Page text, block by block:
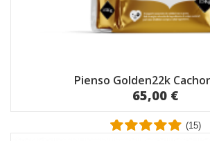
Pienso Golden22k
65,00 €
(15)